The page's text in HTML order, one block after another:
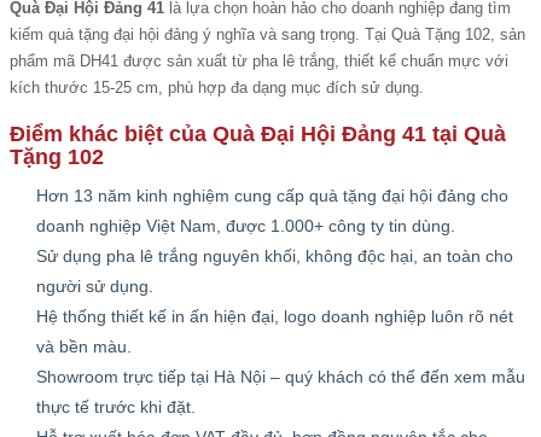
Quà Đại Hội Đảng 41 là lựa chọn hoàn hảo cho doanh nghiệp đang tìm
kiếm quà tặng đại hội đảng ý nghĩa và sang trọng. Tại Quà Tặng 102, sản
phẩm mã DH41 được sản xuất từ pha lê trắng, thiết kế chuẩn mực với
kích thước 15-25 cm, phù hợp đa dạng mục đích sử dụng.
Điểm khác biệt của Quà Đại Hội Đảng 41 tại Quà
Tặng 102
Hơn 13 năm kinh nghiệm cung cấp quà tặng đại hội đảng cho
doanh nghiệp Việt Nam, được 1.000+ công ty tin dùng.
Sử dụng pha lê trắng nguyên khối, không độc hại, an toàn cho
người sử dụng.
Hệ thống thiết kế in ấn hiện đại, logo doanh nghiệp luôn rõ nét
và bền màu.
Showroom trực tiếp tại Hà Nội – quý khách có thể đến xem mẫu
thực tế trước khi đặt.